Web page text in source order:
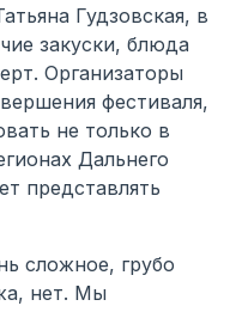
Гудзовская, в
закуски, блюда
Организаторы
фестиваля,
не только в
Дальнего
представлять
сложное, грубо
нет. Мы